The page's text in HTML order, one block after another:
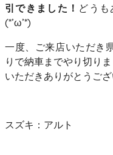
引できました！ どうも
(*’ω’*)
一度、ご来店いただき
りで納車までやり切り
いただきありがとうござ
スズキ：アルト